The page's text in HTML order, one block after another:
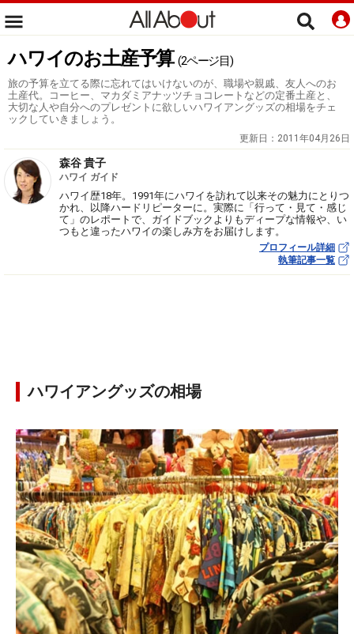
ハワイのお土産予算 (2ページ目)
旅の予算を立てる際に忘れてはいけないのが、職場や親戚、友人へのお
土産代。コーヒー、マカダミアナッツチョコレートなどの定番土産と、
大切な人や自分へのプレゼントに欲しいハワイアングッズの相場をチェ
ックしていきましょう。
更新日： 2011年04月26日
森谷 貴子
ハワイ ガイド
ハワイ歴18年。1991年にハワイを訪れて以来その魅力にとりつ
かれ、以降ハードリピーターに。実際に「行って・見て・感じ
て」のレポートで、ガイドブックよりもディープな情報や、い
つもと違ったハワイの楽しみ方をお届けします。
プロフィール詳細
執筆記事一覧
ハワイアングッズの相場